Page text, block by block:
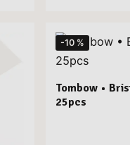
-10 %
Tombow •
25pcs